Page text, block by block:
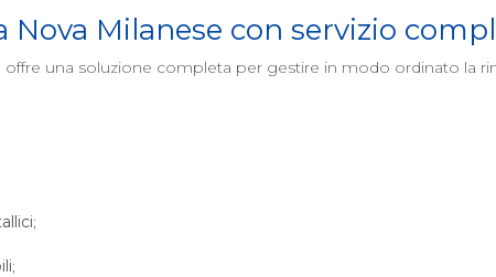
Nova Milanese con servizio
offre una soluzione completa per gestire in modo ordinato la
;
;